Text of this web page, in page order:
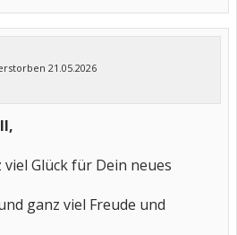
21.05.2026
Glück für Dein neues
ganz viel Freude und